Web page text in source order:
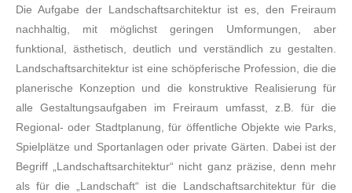
Die Aufgabe der Landschaftsarchitektur ist es, den Freiraum
nachhaltig, mit möglichst geringen Umformungen, aber
funktional, ästhetisch, deutlich und verständlich zu gestalten.
Landschaftsarchitektur ist eine schöpferische Profession, die die
planerische Konzeption und die konstruktive Realisierung für
alle Gestaltungsaufgaben im Freiraum umfasst, z.B. für die
Regional- oder Stadtplanung, für öffentliche Objekte wie Parks,
Spielplätze und Sportanlagen oder private Gärten. Dabei ist der
Begriff „Landschaftsarchitektur“ nicht ganz präzise, denn mehr
als für die „Landschaft“ ist die Landschaftsarchitektur für die